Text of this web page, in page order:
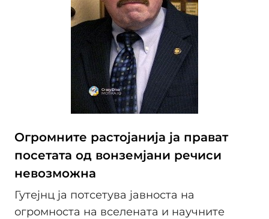
Огромните растојанија ја прават
посетата од вонземјани речиси
невозможна
Гутејнц ја потсетува јавноста на
огромноста на вселената и научните